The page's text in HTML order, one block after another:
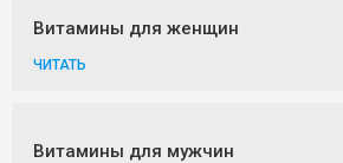
Витамины для женщин
ЧИТАТЬ
Витамины для мужчин